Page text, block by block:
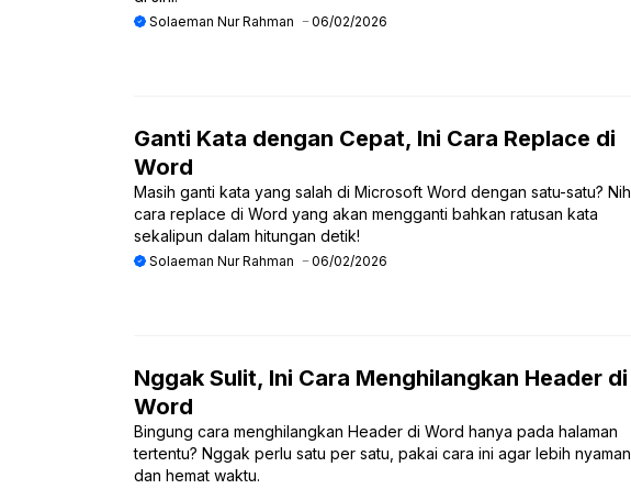
Solaeman Nur Rahman 06/02/2026
Ganti Kata dengan Cepat, Ini Cara Replace di
Word
Masih ganti kata yang salah di Microsoft Word dengan satu-satu? Nih,
cara replace di Word yang akan mengganti bahkan ratusan kata
sekalipun dalam hitungan detik!
Solaeman Nur Rahman 06/02/2026
Nggak Sulit, Ini Cara Menghilangkan Header di
Word
Bingung cara menghilangkan Header di Word hanya pada halaman
tertentu? Nggak perlu satu per satu, pakai cara ini agar lebih nyaman
dan hemat waktu.